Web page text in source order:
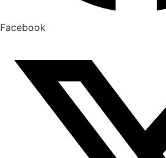
Facebook